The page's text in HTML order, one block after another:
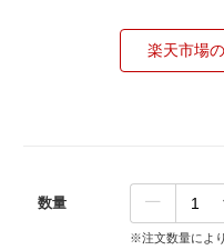
楽天市場
数量
※注文数量によ